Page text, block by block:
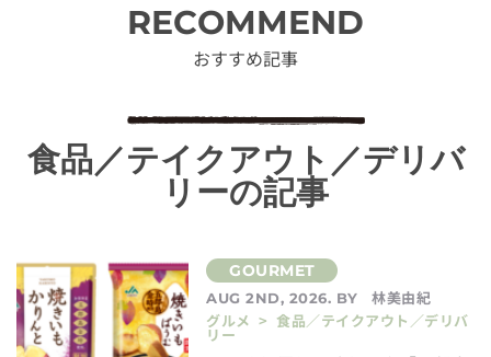
RECOMMEND
おすすめ記事
食品／テイクアウト／デリバ
リーの記事
AUG 2ND, 2026. BY
林美由紀
グルメ > 食品／テイクアウト／デリバ
リー